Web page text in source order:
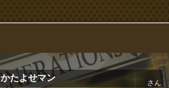
かたよせマン さん